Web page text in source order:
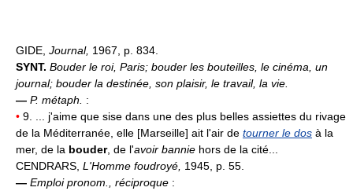
GIDE, Journal, 1967, p. 834.
SYNT. Bouder le roi, Paris; bouder les bouteilles, le cinéma, un
journal; bouder la destinée, son plaisir, le travail, la vie.
— P. métaph.
:
• 9. ... j'aime que sise dans une des plus belles assiettes du rivage
de la Méditerranée, elle [Marseille] ait l'air de tourner le dos à la
mer, de la bouder, de l'avoir bannie hors de la cité...
CENDRARS, L'Homme foudroyé, 1945, p. 55.
— Emploi pronom., réciproque :